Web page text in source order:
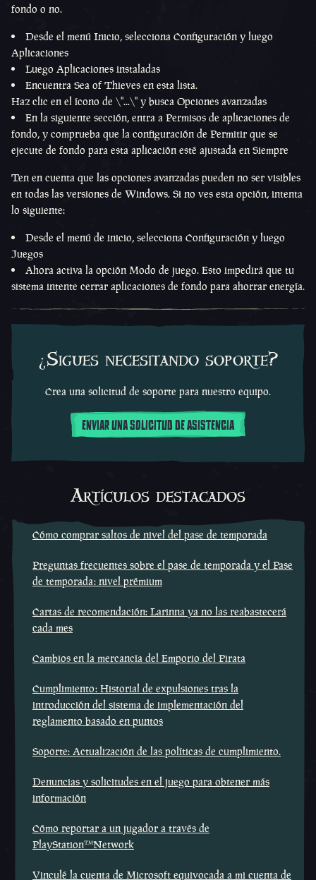
fondo o no.
Desde el menú Inicio, selecciona Configuración y luego
Aplicaciones
Luego Aplicaciones instaladas
Encuentra Sea of Thieves en esta lista.
Haz clic en el ícono de \"...\" y busca Opciones avanzadas
En la siguiente sección, entra a Permisos de aplicaciones de
fondo, y comprueba que la configuración de Permitir que se
ejecute de fondo para esta aplicación esté ajustada en Siempre
Ten en cuenta que las opciones avanzadas pueden no ser visibles
en todas las versiones de Windows. Si no ves esta opción, intenta
lo siguiente:
Desde el menú de inicio, selecciona Configuración y luego
Juegos
Ahora activa la opción Modo de juego. Esto impedirá que tu
sistema intente cerrar aplicaciones de fondo para ahorrar energía.
¿Sigues necesitando soporte?
Crea una solicitud de soporte para nuestro equipo.
ENVIAR UNA SOLICITUD DE ASISTENCIA
Artículos destacados
Cómo comprar saltos de nivel del pase de temporada
Preguntas frecuentes sobre el pase de temporada y el Pase
de temporada: nivel prémium
Cartas de recomendación: Larinna ya no las reabastecerá
cada mes
Cambios en la mercancía del Emporio del Pirata
Cumplimiento: Historial de expulsiones tras la
introducción del sistema de implementación del
reglamento basado en puntos
Soporte: Actualización de las políticas de cumplimiento.
Denuncias y solicitudes en el juego para obtener más
información
Cómo reportar a un jugador a través de
PlayStation™Network
Vinculé la cuenta de Microsoft equivocada a mi cuenta de